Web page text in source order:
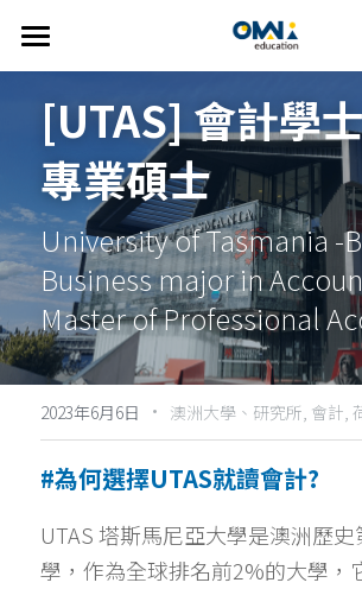
首頁
關於我們
關於我們
我們的服務
FAQ
選擇國家
澳洲
紐西蘭
美國
歐洲
👍🏻 推薦方案
精選課程
主題遊學方案
線上說明會
英語學習輔導
英語家教
雅思考試相關
搜索
繁體中文
繁體中文
info@omniedu.co
[UTAS] 會計學
專業碩士
University of Tasmania -
Business major in
Master of Professional
2023年6月6日 · 澳洲大學、研究所, 會計,
#為何選擇UTAS就讀會計?
UTAS 塔斯馬尼亞大學是澳洲歷
學，作為全球排名前2%的大學，